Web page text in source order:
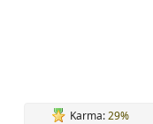
Karma:29%